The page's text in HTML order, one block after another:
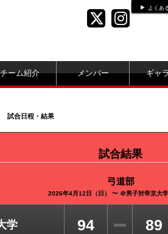
よくあ
チーム紹介 メンバー ギャ
試合日程・結果
試合結果
弓道部
2026年4月12日（日） 〜 ＠男子対帝京大
学 94 89